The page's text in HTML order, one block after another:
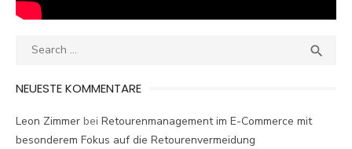
Search

NEUESTE KOMMENTARE
Leon Zimmer bei Retourenmanagement im E-Commerce mit
besonderem Fokus auf die Retourenvermeidung